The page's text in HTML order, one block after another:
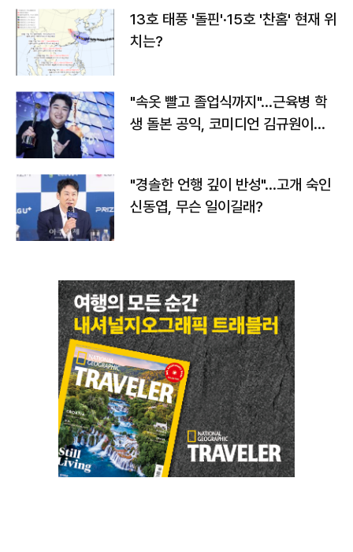
13호 태풍 '돌핀'·15호 '찬홈' 현재 위
치는?
"속옷 빨고 졸업식까지"…근육병 학
생 돌본 공익, 코미디언 김규원이었
"경솔한 언행 깊이 반성"…고개 숙인
신동엽, 무슨 일이길래?